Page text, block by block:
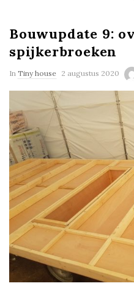
t
B
e
w
u
s
t
e
Bouwupdate 9:
spijkerbroeken
In Tiny house 2 augustus 2020